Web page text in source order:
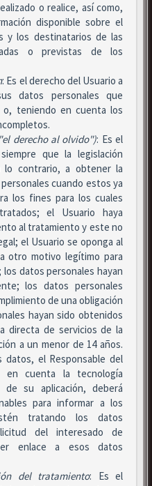
o realice, así como,
disponible sobre el
y los destinatarios de las
o previstas de los
: Es el derecho del Usuario a
datos personales que
teniendo en cuenta los
derecho al olvido"): Es el
que la legislación
lo contrario, a obtener la
cuando estos ya
los fines para los cuales
el Usuario haya
al tratamiento y este no
el Usuario se oponga al
otro motivo legítimo para
datos personales hayan
los datos personales
de una obligación
hayan sido obtenidos
directa de servicios de la
a un menor de 14 años.
datos, el Responsable del
en cuenta la tecnología
su aplicación, deberá
para informar a los
tratando los datos
del interesado de
enlace a esos datos
del tratamiento: Es el